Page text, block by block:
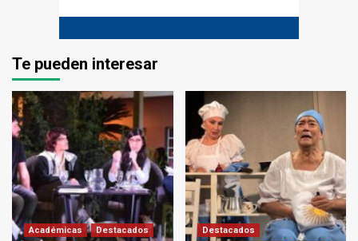
Te pueden interesar
Académicas
Destacados
Destacados